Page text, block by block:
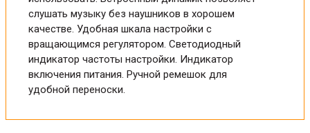
слушать музыку без наушников в хорошем
качестве. Удобная шкала настройки с
вращающимся регулятором. Светодиодный
индикатор частоты настройки. Индикатор
включения питания. Ручной ремешок для
удобной переноски.